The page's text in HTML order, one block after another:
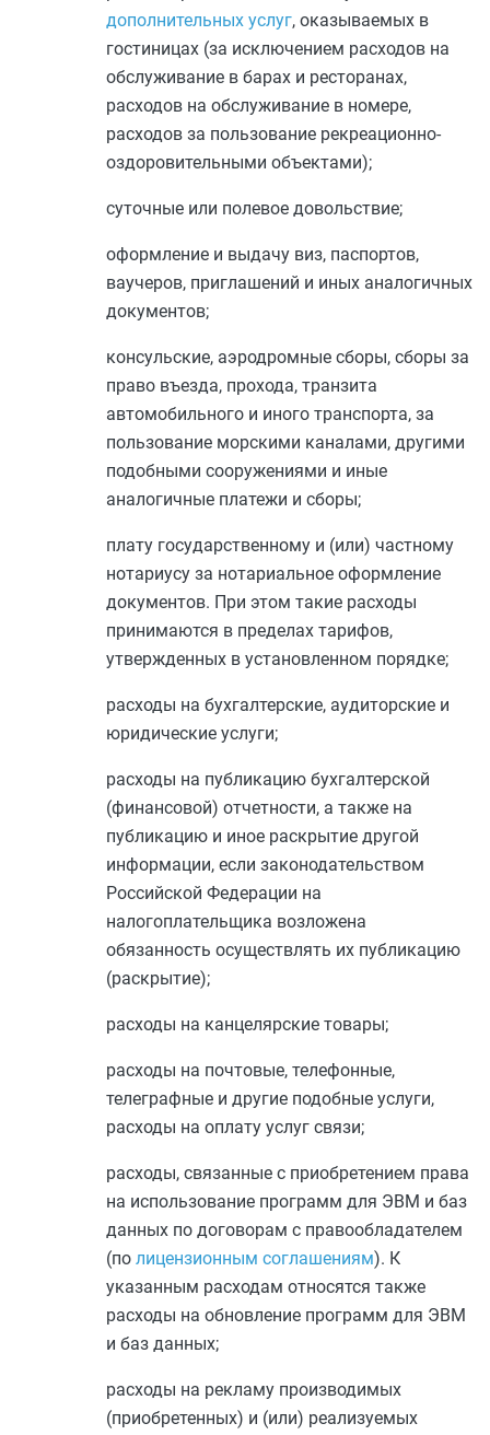
дополнительных услуг, оказываемых в
гостиницах (за исключением расходов на
обслуживание в барах и ресторанах,
расходов на обслуживание в номере,
расходов за пользование рекреационно-
оздоровительными объектами);
суточные или полевое довольствие;
оформление и выдачу виз, паспортов,
ваучеров, приглашений и иных аналогичных
документов;
консульские, аэродромные сборы, сборы за
право въезда, прохода, транзита
автомобильного и иного транспорта, за
пользование морскими каналами, другими
подобными сооружениями и иные
аналогичные платежи и сборы;
плату государственному и (или) частному
нотариусу за нотариальное оформление
документов. При этом такие расходы
принимаются в пределах тарифов,
утвержденных в установленном порядке;
расходы на бухгалтерские, аудиторские и
юридические услуги;
расходы на публикацию бухгалтерской
(финансовой) отчетности, а также на
публикацию и иное раскрытие другой
информации, если законодательством
Российской Федерации на
налогоплательщика возложена
обязанность осуществлять их публикацию
(раскрытие);
расходы на канцелярские товары;
расходы на почтовые, телефонные,
телеграфные и другие подобные услуги,
расходы на оплату услуг связи;
расходы, связанные с приобретением права
на использование программ для ЭВМ и баз
данных по договорам с правообладателем
(по лицензионным соглашениям). К
указанным расходам относятся также
расходы на обновление программ для ЭВМ
и баз данных;
расходы на рекламу производимых
(приобретенных) и (или) реализуемых